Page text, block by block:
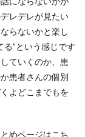
レデレが見たい
らないかと楽し
”という感じです
ていくのか、患
患者さんの個別
よどこまでもを
めページはこち